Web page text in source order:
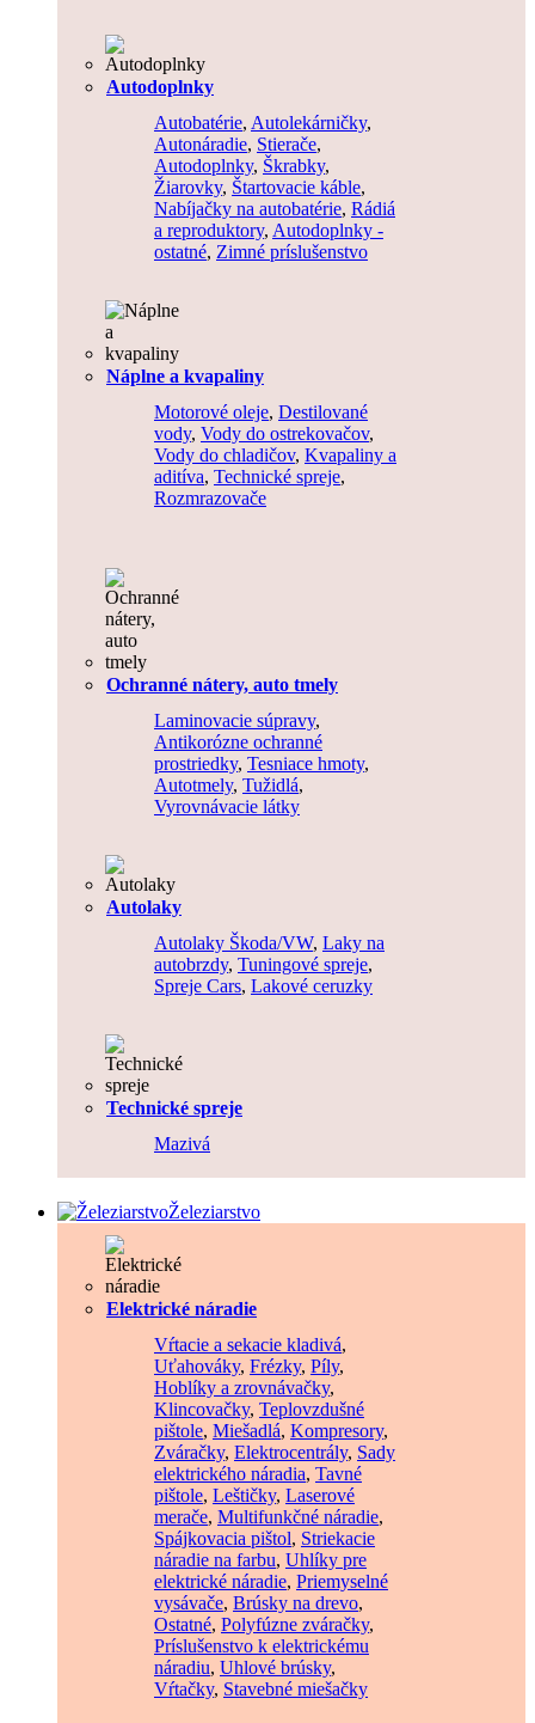
Autodoplnky
Autobatérie, Autolekárničky,
Autonáradie, Stierače,
Autodoplnky, Škrabky,
Žiarovky, Štartovacie káble,
Nabíjačky na autobatérie, Rádiá
a reproduktory, Autodoplnky -
ostatné, Zimné príslušenstvo
Náplne a kvapaliny
Motorové oleje, Destilované
vody, Vody do ostrekovačov,
Vody do chladičov, Kvapaliny a
aditíva, Technické spreje,
Rozmrazovače
Ochranné nátery, auto tmely
Laminovacie súpravy,
Antikorózne ochranné
prostriedky, Tesniace hmoty,
Autotmely, Tužidlá,
Vyrovnávacie látky
Autolaky
Autolaky Škoda/VW, Laky na
autobrzdy, Tuningové spreje,
Spreje Cars, Lakové ceruzky
Technické spreje
Mazivá
Železiarstvo
Elektrické náradie
Vŕtacie a sekacie kladivá,
Uťahováky, Frézky, Píly,
Hoblíky a zrovnávačky,
Klincovačky, Teplovzdušné
pištole, Miešadlá, Kompresory,
Zváračky, Elektrocentrály, Sady
elektrického náradia, Tavné
pištole, Leštičky, Laserové
merače, Multifunkčné náradie,
Spájkovacia pištol, Striekacie
náradie na farbu, Uhlíky pre
elektrické náradie, Priemyselné
vysávače, Brúsky na drevo,
Ostatné, Polyfúzne zváračky,
Príslušenstvo k elektrickému
náradiu, Uhlové brúsky,
Vŕtačky, Stavebné miešačky